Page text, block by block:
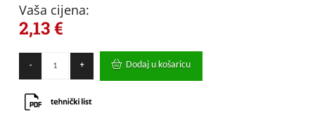
Vaša cijena:
2,13€
-
nosač
gromobranske
niro-
+ Dodaj u košaricu